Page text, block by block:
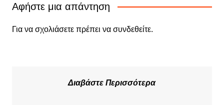
Αφήστε μια απάντηση
Για να σχολιάσετε πρέπει να συνδεθείτε.
Διαβάστε Περισσότερα